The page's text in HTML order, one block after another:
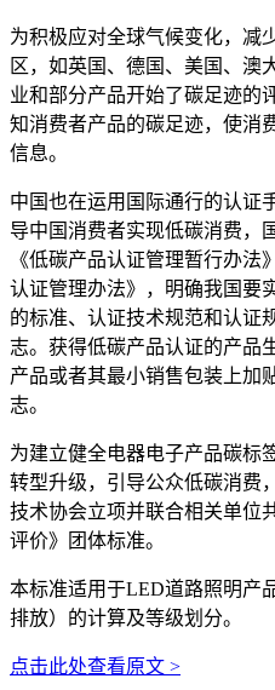
为积极应对全球气候变化，减
区，如英国、德国、美国、澳
业和部分产品开始了碳足迹的
知消费者产品的碳足迹，使消
信息。
中国也在运用国际通行的认证
导中国消费者实现低碳消费，
《低碳产品认证管理暂行办法
认证管理办法》，明确我国要
的标准、认证技术规范和认证
志。获得低碳产品认证的产品
产品或者其最小销售包装上加
志。
为建立健全电器电子产品碳标
转型升级，引导公众低碳消费
技术协会立项并联合相关单位
评价》团体标准。
本标准适用于LED道路照明产
排放）的计算及等级划分。
点击此处查看原文 >